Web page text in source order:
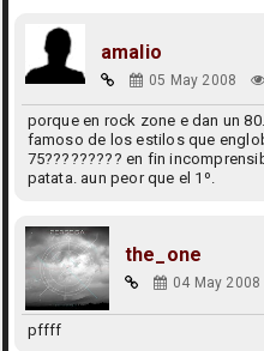
amalio
05 May 2008
porque en rock zone e dan un
famoso de los estilos que
75????????? en fin
patata. aun peor que el 1º.
the_one
04 May 2008
pffff